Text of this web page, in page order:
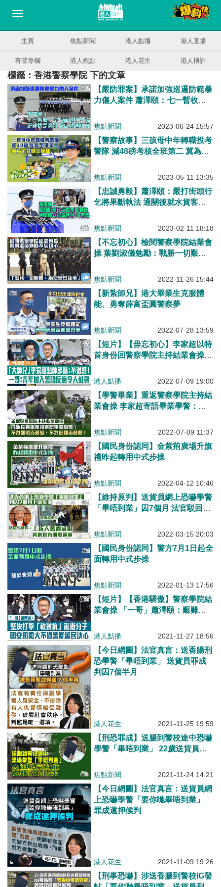
主頁 焦點新聞 港人點播 港人直播
有聲專欄 港人觀點 港人花生 港人博評
標籤：香港警察學院 下的文章
【嚴防罪案】承諾加強巡邏防範暴
力傷人案件 蕭澤頤：七一暫收一
反對通知書
焦點新聞 2023-06-24 15:57
【警察故事】三孩母中年轉職投考
警隊 減48磅考核全班第二 冀為子
焦點新聞 2023-05-11 13:35
【忠誠勇毅】蕭澤頤：嚴打街頭行
乞將果斷執法 通關後就水貨客發
焦點新聞 2023-02-11 18:18
【不忘初心】檢閱警察學院結業會
操 葉劉淑儀勉勵：戰勝一切艱
焦點新聞 2022-11-26 15:44
【新紮師兄】港大畢業生克服體
能、勇奪薛富盃圓警察夢
焦點新聞 2022-07-28 13:59
【短片】【毋忘初心】李家超以特
首身份回警察學院主持結業會操，
磨難而低頭!一哥蕭澤頤:青年加入
港人點播 2022-07-09 19:00
【學警畢業】重返警察學院主持結
業會操 李家超寄語畢業學警：不
焦點新聞 2022-07-09 11:37
【國民身份認同】金紫荊廣場升旗
禮昨起轉用中式步操
焦點新聞 2022-04-12 10:46
【維持原判】送貨員網上恐嚇學警
「畢唔到業」囚7個月 法官駁回上
焦點新聞 2022-03-15 20:03
【國民身份認同】警方7月1日起全
面轉用中式步操
焦點新聞 2022-01-13 17:56
【短片】【香港驕傲】警察學院結
業會操 「一哥」蕭澤頤：艱難困
抗」反中亂港分子、危害國家安全
心、現在才是警隊最具挑戰的時代
港人點播 2021-11-27 18:56
【今日網圖】法官真言：送香腸刑
恐學警「畢唔到業」 送貨員罪成
判囚7個半月
港人花生 2021-11-25 19:59
【刑恐罪成】送腸到警校途中恐嚇
學警「畢唔到業」 22歲送貨員被
焦點新聞 2021-11-24 14:21
【今日網圖】法官真言：送貨員網
上恐嚇學警「要你哋畢唔到業」
罪成還押候判
港人花生 2021-11-09 19:26
【刑事恐嚇】涉送香腸到警校IG發